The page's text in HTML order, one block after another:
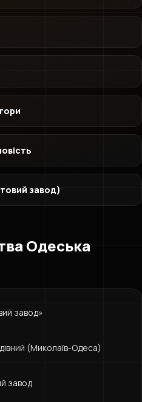
завод)
Одеська
завод»
(Миколаїв-Одеса)
завод